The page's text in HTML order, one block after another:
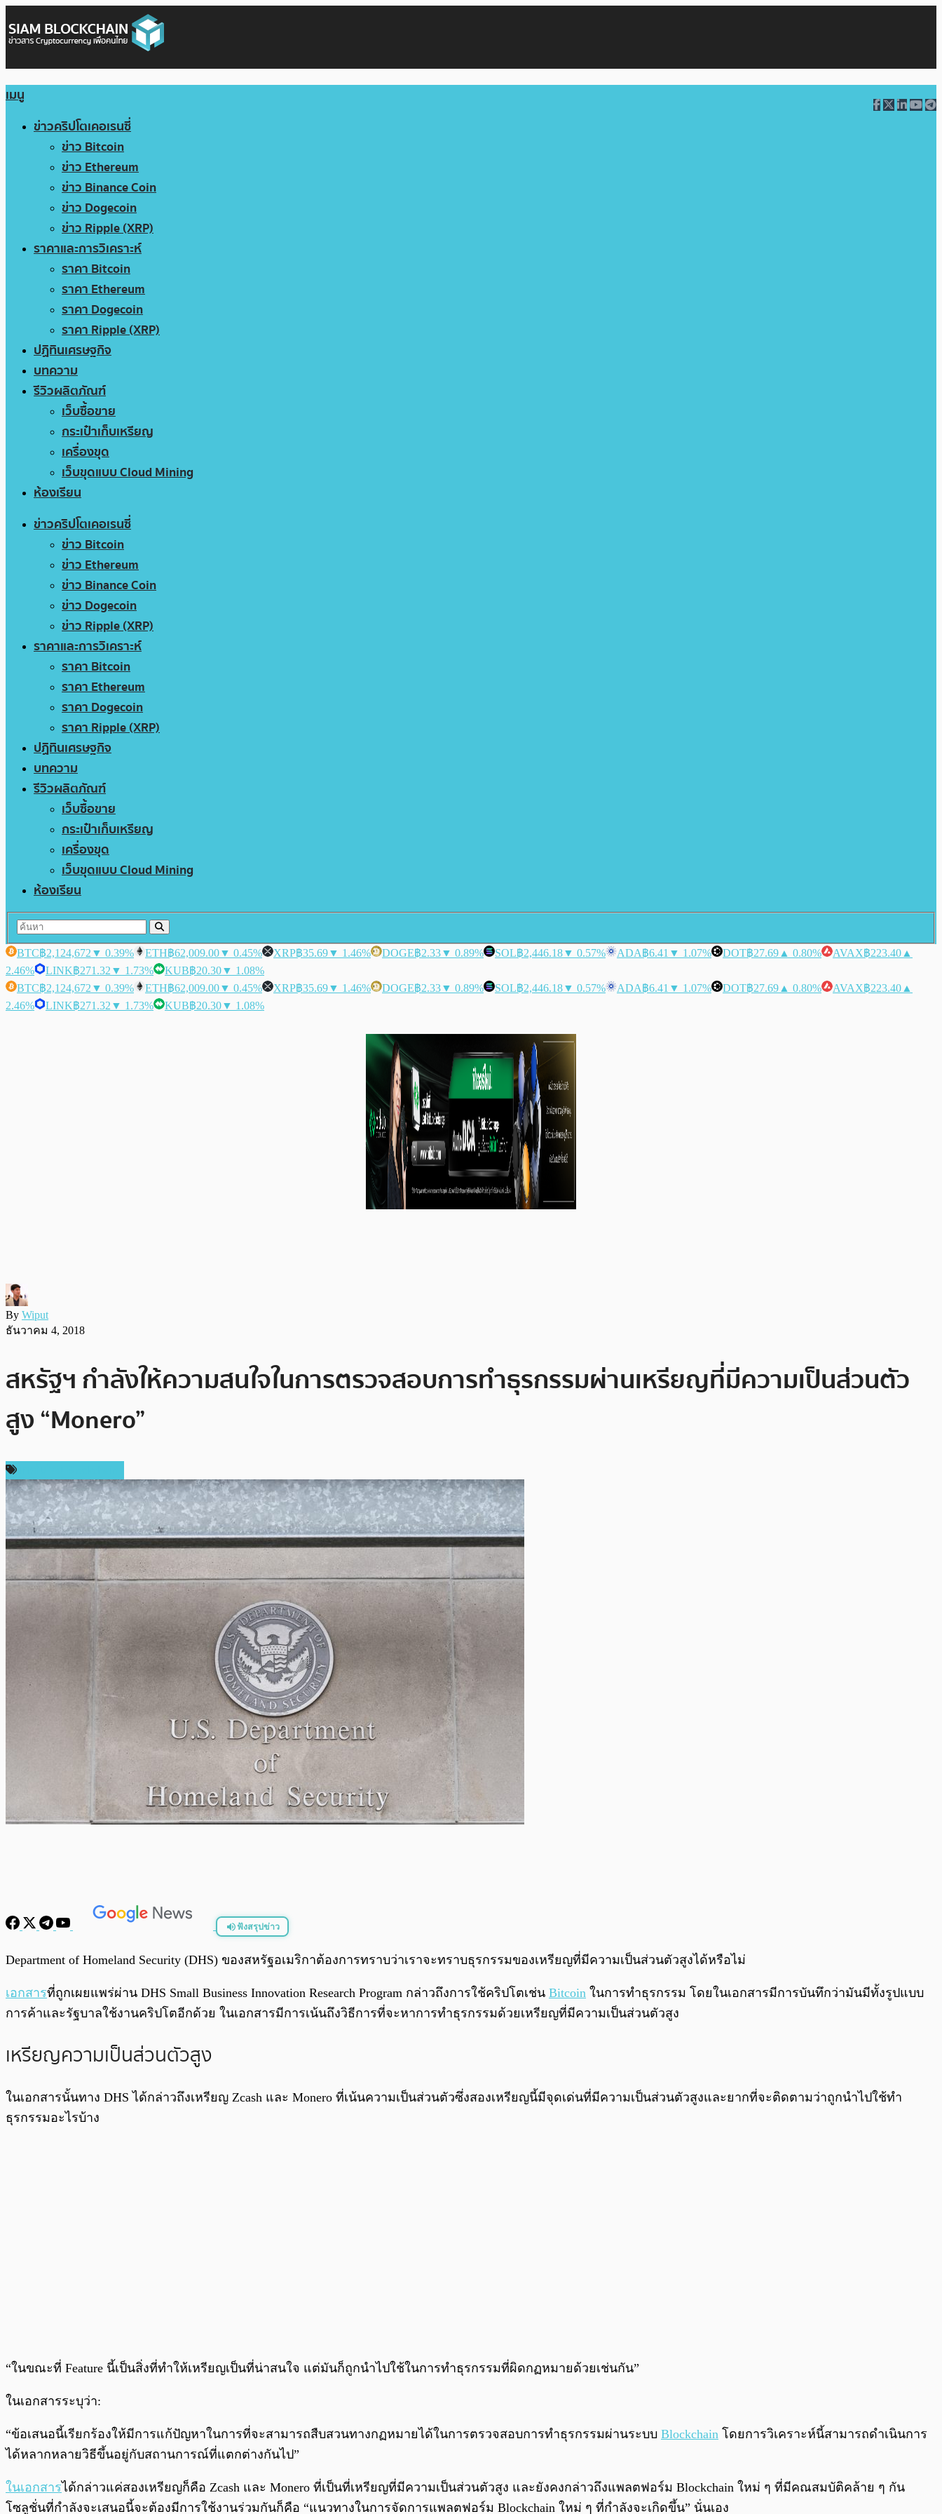
เมนู
ข่าวคริปโตเคอเรนซี่
ข่าว Bitcoin
ข่าว Ethereum
ข่าว Binance Coin
ข่าว Dogecoin
ข่าว Ripple (XRP)
ราคาและการวิเคราะห์
ราคา Bitcoin
ราคา Ethereum
ราคา Dogecoin
ราคา Ripple (XRP)
ปฏิทินเศรษฐกิจ
บทความ
รีวิวผลิตภัณฑ์
เว็บซื้อขาย
กระเป๋าเก็บเหรียญ
เครื่องขุด
เว็บขุดแบบ Cloud Mining
ห้องเรียน
ข่าวคริปโตเคอเรนซี่
ข่าว Bitcoin
ข่าว Ethereum
ข่าว Binance Coin
ข่าว Dogecoin
ข่าว Ripple (XRP)
ราคาและการวิเคราะห์
ราคา Bitcoin
ราคา Ethereum
ราคา Dogecoin
ราคา Ripple (XRP)
ปฏิทินเศรษฐกิจ
บทความ
รีวิวผลิตภัณฑ์
เว็บซื้อขาย
กระเป๋าเก็บเหรียญ
เครื่องขุด
เว็บขุดแบบ Cloud Mining
ห้องเรียน
BTC฿2,124,672 ▼ 0.39% ETH฿62,009.00▼ 0.45% XRP฿35.69▼ 1.46% DOGE฿2.33▼ 0.89% SOL฿2,446.18▼ 0.57% ADA฿6.41 ▼ 1.07% DOT฿27.69 ▲ 0.80% AVAX฿223.40 ▲
2.46%
LINK฿271.32 ▼ 1.73% KUB฿20.30▼ 1.08%
BTC฿2,124,672 ▼ 0.39% ETH฿62,009.00▼ 0.45% XRP฿35.69▼ 1.46% DOGE฿2.33▼ 0.89% SOL฿2,446.18▼ 0.57% ADA฿6.41 ▼ 1.07% DOT฿27.69 ▲ 0.80% AVAX฿223.40 ▲
2.46%
LINK฿271.32 ▼ 1.73% KUB฿20.30▼ 1.08%
By Wiput
ธันวาคม 4, 2018
สหรัฐฯ กำลังให้ความสนใจในการตรวจสอบการทำธุรกรรมผ่านเหรียญที่มีความเป็นส่วนตัว
สูง “Monero”
ฟังสรุปข่าว
Department of Homeland Security (DHS) ของสหรัฐอเมริกาต้องการทราบว่าเราจะทราบธุรกรรมของเหรียญที่มีความเป็นส่วนตัวสูงได้หรือไม่
เอกสารที่ถูกเผยแพร่ผ่าน DHS Small Business Innovation Research Program กล่าวถึงการใช้คริปโตเช่น Bitcoin ในการทำธุรกรรม โดยในเอกสารมีการบันทึกว่ามันมีทั้งรูปแบบ
การค้าและรัฐบาลใช้งานคริปโตอีกด้วย ในเอกสารมีการเน้นถึงวิธีการที่จะหาการทำธุรกรรมด้วยเหรียญที่มีความเป็นส่วนตัวสูง
เหรียญความเป็นส่วนตัวสูง
ในเอกสารนั้นทาง DHS ได้กล่าวถึงเหรียญ Zcash และ Monero ที่เน้นความเป็นส่วนตัวซึ่งสองเหรียญนี้มีจุดเด่นที่มีความเป็นส่วนตัวสูงและยากที่จะติดตามว่าถูกนำไปใช้ทำ
ธุรกรรมอะไรบ้าง
“ในขณะที่ Feature นี้เป็นสิ่งที่ทำให้เหรียญเป็นที่น่าสนใจ แต่มันก็ถูกนำไปใช้ในการทำธุรกรรมที่ผิดกฏหมายด้วยเช่นกัน”
ในเอกสารระบุว่า:
“ข้อเสนอนี้เรียกร้องให้มีการแก้ปัญหาในการที่จะสามารถสืบสวนทางกฏหมายได้ในการตรวจสอบการทำธุรกรรมผ่านระบบ Blockchain โดยการวิเคราะห์นี้สามารถดำเนินการ
ได้หลากหลายวิธีขึ้นอยู่กับสถานการณ์ที่แตกต่างกันไป”
ในเอกสารได้กล่าวแค่สองเหรียญก็คือ Zcash และ Monero ที่เป็นที่เหรียญที่มีความเป็นส่วนตัวสูง และยังคงกล่าวถึงแพลตฟอร์ม Blockchain ใหม่ ๆ ที่มีคณสมบัติคล้าย ๆ กัน
โซลูชั่นที่กำลังจะเสนอนี้จะต้องมีการใช้งานร่วมกันก็คือ “แนวทางในการจัดการแพลตฟอร์ม Blockchain ใหม่ ๆ ที่กำลังจะเกิดขึ้น” นั่นเอง